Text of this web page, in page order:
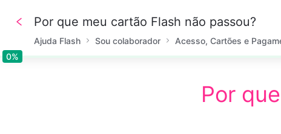
0%0%
Por que meu cartão Flash não passou?
Ajuda Flash Sou colaborador Acesso, Cartões e
Por